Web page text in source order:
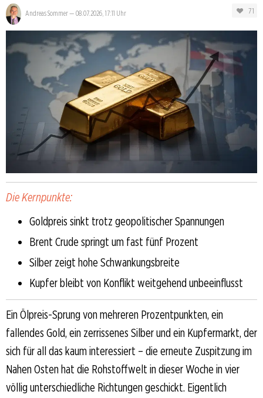
Andreas Sommer— 08.07.2026, 17:11 Uhr 71
Die Kernpunkte:
Goldpreis sinkt trotz geopolitischer Spannungen
Brent Crude springt um fast fünf Prozent
Silber zeigt hohe Schwankungsbreite
Kupfer bleibt von Konflikt weitgehend unbeeinflusst
Ein Ölpreis-Sprung von mehreren Prozentpunkten, ein
fallendes Gold, ein zerrissenes Silber und ein Kupfermarkt, der
sich für all das kaum interessiert – die erneute Zuspitzung im
Nahen Osten hat die Rohstoffwelt in dieser Woche in vier
völlig unterschiedliche Richtungen geschickt. Eigentlich